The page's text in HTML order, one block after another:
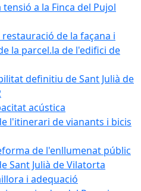
a la Finca del Pujol
de la façana i
la parcel.la de l'edifici de
definitiu de Sant Julià de
acústica
l'itinerari de vianants i bicis
de l'enllumenat públic
Sant Julià de Vilatorta
i adequació